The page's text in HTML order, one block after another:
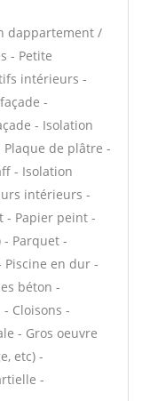
dappartement /
- Petite
intérieurs -
-
- Isolation
de plâtre -
- Isolation
intérieurs -
- Papier peint -
- Parquet -
Piscine en dur -
béton -
Cloisons -
- Gros oeuvre
etc) -
-